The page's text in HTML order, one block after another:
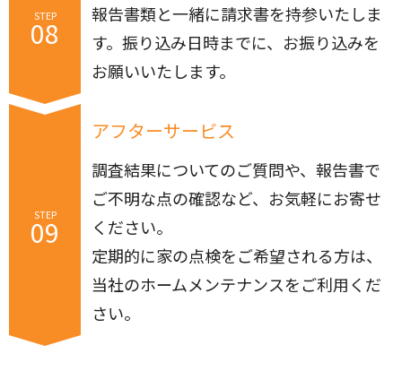
STEP
08
報告書類と一緒に請求書を持参いたしま
す。振り込み日時までに、お振り込みを
お願いいたします。
STEP
09
アフターサービス
調査結果についてのご質問や、報告書で
ご不明な点の確認など、お気軽にお寄せ
ください。
定期的に家の点検をご希望される方は、
当社のホームメンテナンスをご利用くだ
さい。